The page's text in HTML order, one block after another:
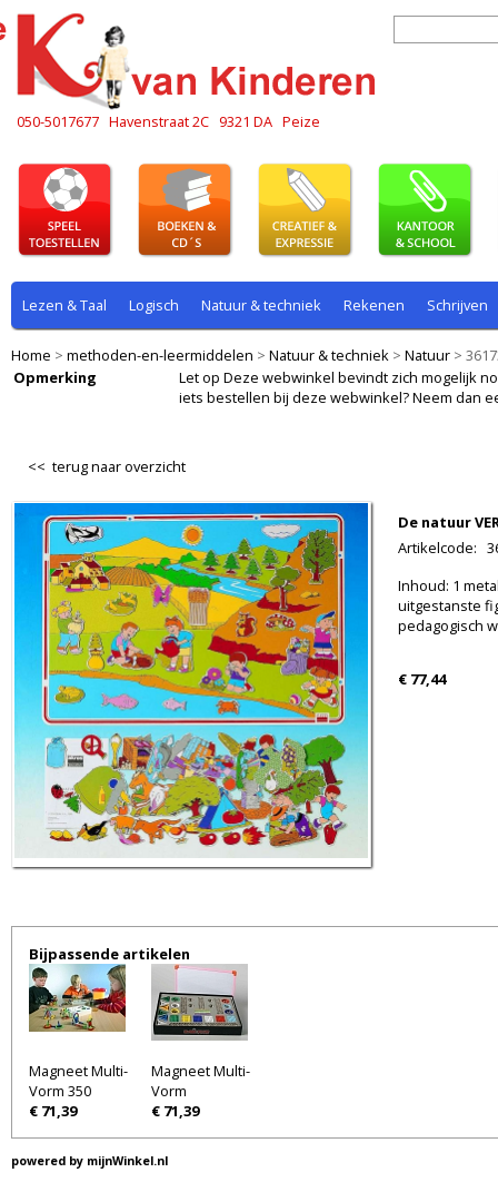
050-5017677 Havenstraat 2C 9321 DA Peize
Lezen & Taal Logisch Natuur & techniek Rekenen Schrijven
Home > methoden-en-leermiddelen > Natuur & techniek > Natuur >
Opmerking
Let op Deze webwinkel bevindt zich mogelijk
iets bestellen bij deze webwinkel? Neem dan
<< terug naar overzicht
De natuur
Artikelcode:
Inhoud: 1
uitgestanste
pedagogisch
€ 77,44
Bijpassende artikelen
Magneet Multi-
Vorm 350
€ 71,39
Magneet Multi-
Vorm
€ 71,39
powered by mijnWinkel.nl